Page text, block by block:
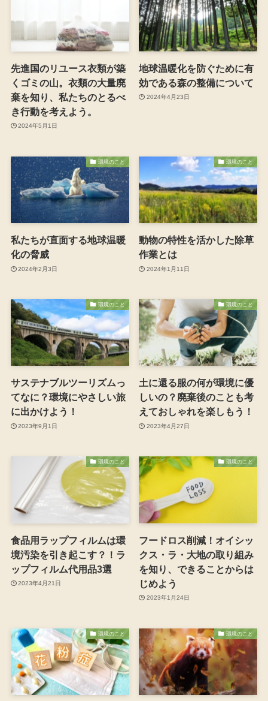
先進国のリユース衣類が築
くゴミの山。衣類の大量廃
棄を知り、私たちのとるべ
き行動を考えよう。
2024年5月1日
地球温暖化を防ぐために有
効である森の整備について
2024年4月23日
環境のこと
私たちが直面する地球温暖
化の脅威
2024年2月3日
環境のこと
動物の特性を活かした除草
作業とは
2024年1月11日
環境のこと
サステナブルツーリズムっ
てなに？環境にやさしい旅
に出かけよう！
2023年9月1日
環境のこと
土に還る服の何が環境に優
しいの？廃棄後のことも考
えておしゃれを楽しもう！
2023年4月27日
環境のこと
食品用ラップフィルムは環
境汚染を引き起こす？！ラ
ップフィルム代用品3選
2023年4月21日
環境のこと
フードロス削減！オイシッ
クス・ラ・大地の取り組み
を知り、できることからは
じめよう
2023年1月24日
環境のこと 環境のこと